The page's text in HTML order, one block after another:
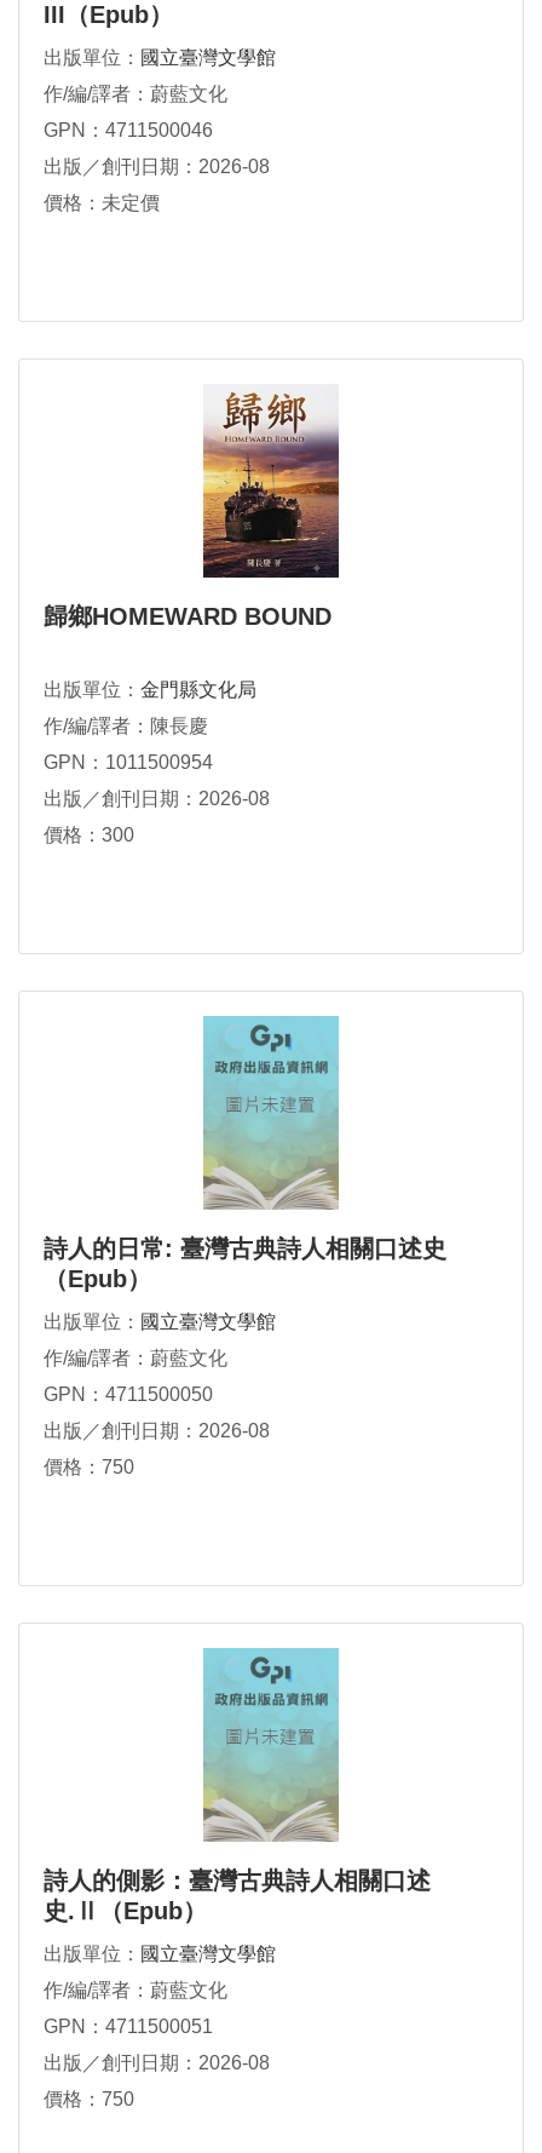
III（Epub）
出版單位： 國立臺灣文學館
作/編/譯者：蔚藍文化
GPN：4711500046
出版／創刊日期：2026-08
價格：未定價
歸鄉HOMEWARD BOUND
出版單位： 金門縣文化局
作/編/譯者：陳長慶
GPN：1011500954
出版／創刊日期：2026-08
價格：300
詩人的日常: 臺灣古典詩人相關口述史
（Epub）
出版單位： 國立臺灣文學館
作/編/譯者：蔚藍文化
GPN：4711500050
出版／創刊日期：2026-08
價格：750
詩人的側影：臺灣古典詩人相關口述
史.Ⅱ（Epub）
出版單位： 國立臺灣文學館
作/編/譯者：蔚藍文化
GPN：4711500051
出版／創刊日期：2026-08
價格：750